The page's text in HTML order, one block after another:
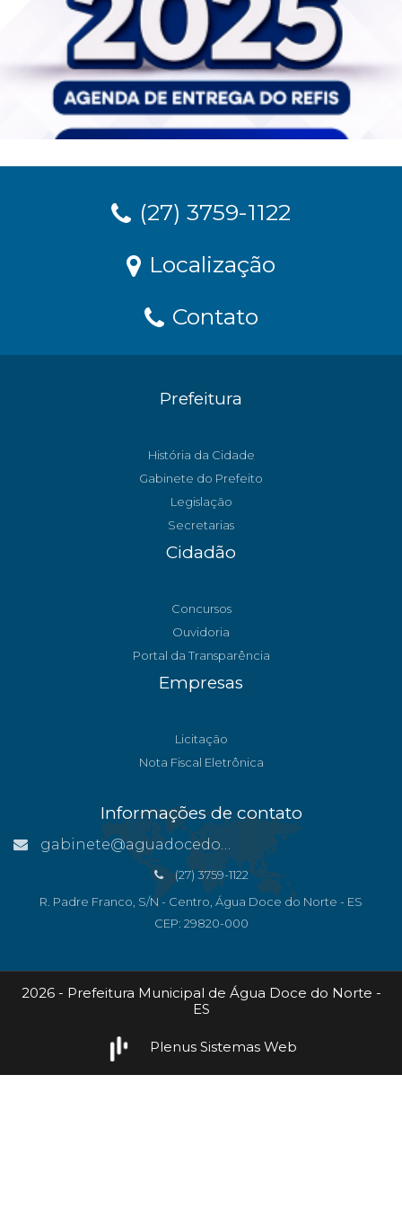
(27) 3759-1122
Localização
Contato
Prefeitura
História da Cidade
Gabinete do Prefeito
Legislação
Secretarias
Cidadão
Concursos
Ouvidoria
Portal da Transparência
Empresas
Licitação
Nota Fiscal Eletrônica
Informações de contato
gabinete@aguadocedonorte.es.gov.br
(27) 3759-1122
R. Padre Franco, S/N - Centro, Água Doce do Norte - ES
CEP: 29820-000
2026 - Prefeitura Municipal de Água Doce do Norte -
ES
Plenus Sistemas Web